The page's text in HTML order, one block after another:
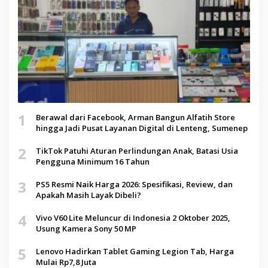
1
Berawal dari Facebook, Arman Bangun Alfatih Store
hingga Jadi Pusat Layanan Digital di Lenteng, Sumenep
2
TikTok Patuhi Aturan Perlindungan Anak, Batasi Usia
Pengguna Minimum 16 Tahun
3
PS5 Resmi Naik Harga 2026: Spesifikasi, Review, dan
Apakah Masih Layak Dibeli?
4
Vivo V60 Lite Meluncur di Indonesia 2 Oktober 2025,
Usung Kamera Sony 50 MP
5
Lenovo Hadirkan Tablet Gaming Legion Tab, Harga
Mulai Rp7,8 Juta